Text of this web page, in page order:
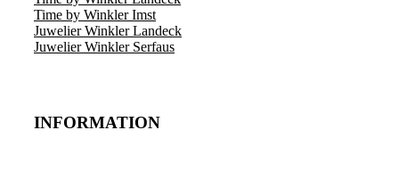
Time by Winkler Imst
Juwelier Winkler Landeck
Juwelier Winkler Serfaus
INFORMATION